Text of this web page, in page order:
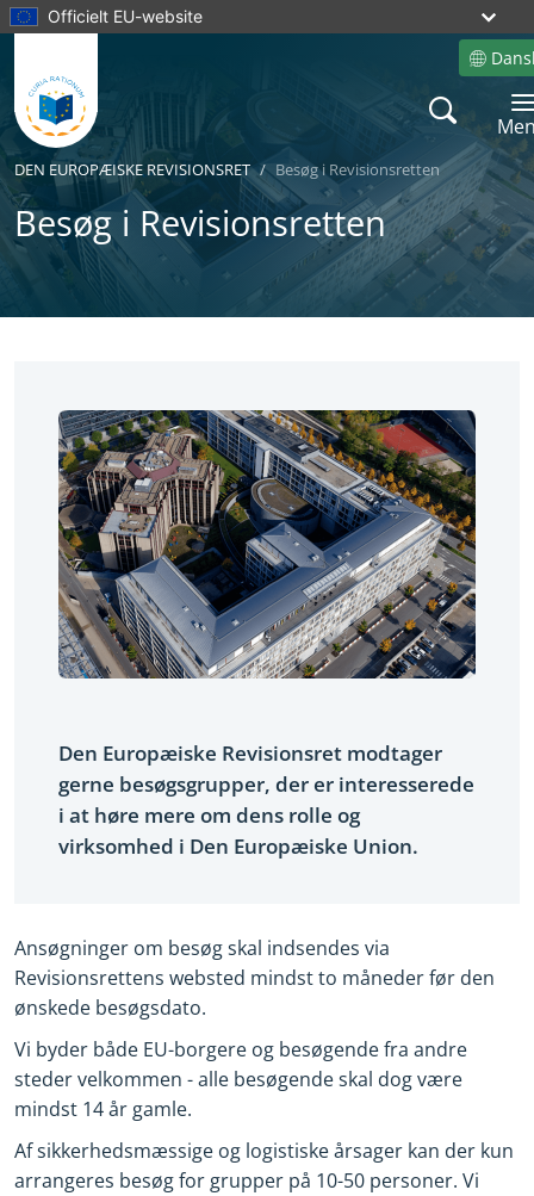
Officielt EU-website
Site
DEN EUROPÆISKE REVISIONSRET Besøg i Revisionsretten
Besøg i Revisionsretten
Den Europæiske Revisionsret modtager
gerne besøgsgrupper, der er interesserede
i at høre mere om dens rolle og
virksomhed i Den Europæiske Union.
Ansøgninger om besøg skal indsendes via
Revisionsrettens websted mindst to måneder før den
ønskede besøgsdato.
Vi byder både EU-borgere og besøgende fra andre
steder velkommen - alle besøgende skal dog være
mindst 14 år gamle.
Af sikkerhedsmæssige og logistiske årsager kan der kun
arrangeres besøg for grupper på 10-50 personer. Vi